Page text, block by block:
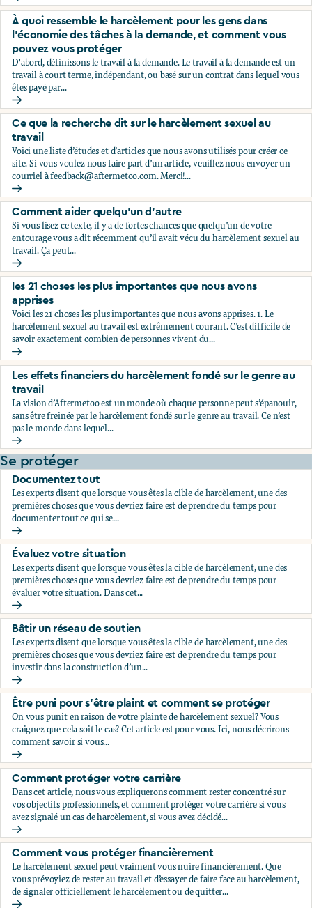
À quoi ressemble le harcèlement pour les personnes qui
À quoi ressemble le harcèlement pour les gens dans
l'économie des tâches à la demande, et comment vous
pouvez vous protéger
D'abord, définissons le travail à la demande. Le travail à la demande est un
travail à court terme, indépendant, ou basé sur un contrat dans lequel vous
êtes payé par...
À quoi ressemble le harcèlement pour les gens dans
Ce que la recherche dit sur le harcèlement sexuel au
travail
Voici une liste d’études et d’articles que nous avons utilisés pour créer ce
site. Si vous voulez nous faire part d’un article, veuillez nous envoyer un
courriel àfeedback@aftermetoo.com. Merci!...
Ce que la recherche dit sur le harcèlement sexuel au travail
Comment aider quelqu’un d’autre
Si vous lisez ce texte, il y a de fortes chances que quelqu’un de votre
entourage vous a dit récemment qu’il avait vécu du harcèlement sexuel au
travail. Ça peut...
Comment aider quelqu’un d’autre
les 21 choses les plus importantes que nous avons
apprises
Voici les 21 choses les plus importantes que nous avons apprises. 1. Le
harcèlement sexuel au travail est extrêmement courant. C’est difficile de
savoir exactement combien de personnes vivent du...
les 21 choses les plus importantes que nous avons apprises
Les effets financiers du harcèlement fondé sur le genre au
travail
La vision d’Aftermetoo est un monde où chaque personne peut s’épanouir,
sans être freinée par le harcèlement fondé sur le genre au travail. Ce n’est
pas le monde dans lequel...
Les effets financiers du harcèlement fondé sur le genre au
Se protéger
Documentez tout
Les experts disent que lorsque vous êtes la cible de harcèlement, une des
premières choses que vous devriez faire est de prendre du temps pour
documenter tout ce qui se...
Documentez tout
Évaluez votre situation
Les experts disent que lorsque vous êtes la cible de harcèlement, une des
premières choses que vous devriez faire est de prendre du temps pour
évaluer votre situation. Dans cet...
Évaluez votre situation
Bâtir un réseau de soutien
Les experts disent que lorsque vous êtes la cible de harcèlement, une des
premières choses que vous devriez faire est de prendre du temps pour
investir dans la construction d’un...
Bâtir un réseau de soutien
Être puni pour s’être plaint et comment se protéger
On vous punit en raison de votre plainte de harcèlement sexuel? Vous
craignez que cela soit le cas? Cet article est pour vous. Ici, nous décrirons
comment savoir si vous...
Être puni pour s’être plaint et comment se protéger
Comment protéger votre carrière
Dans cet article, nous vous expliquerons comment rester concentré sur
vos objectifs professionnels, et comment protéger votre carrière si vous
avez signalé un cas de harcèlement, si vous avez décidé...
Comment protéger votre carrière
Comment vous protéger financièrement
Le harcèlement sexuel peut vraiment vous nuire financièrement. Que
vous prévoyiez de rester au travail et d’essayer de faire face au harcèlement,
de signaler officiellement le harcèlement ou de quitter...